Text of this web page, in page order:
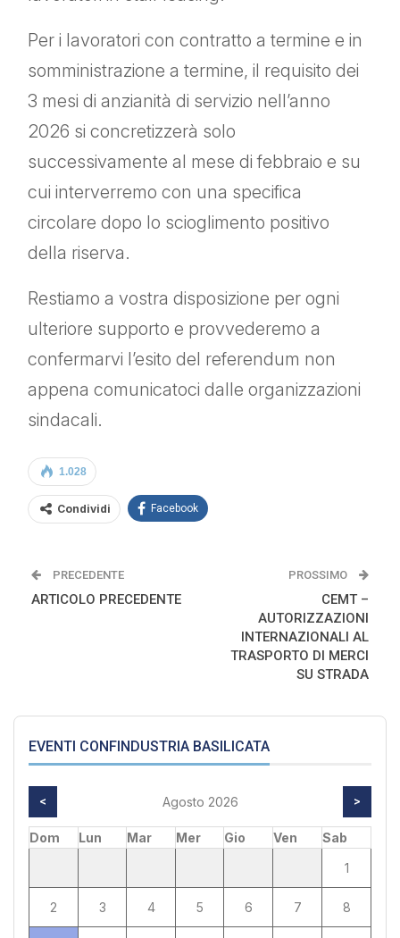
Per i lavoratori con contratto a termine e in
somministrazione a termine, il requisito dei
3 mesi di anzianità di servizio nell’anno
2026 si concretizzerà solo
successivamente al mese di febbraio e su
cui interverremo con una specifica
circolare dopo lo scioglimento positivo
della riserva.
Restiamo a vostra disposizione per ogni
ulteriore supporto e provvederemo a
confermarvi l’esito del referendum non
appena comunicatoci dalle organizzazioni
sindacali.
1.028
Condividi Facebook
PRECEDENTE
ARTICOLO PRECEDENTE
PROSSIMO
CEMT –
AUTORIZZAZIONI
INTERNAZIONALI AL
TRASPORTO DI MERCI
SU STRADA
EVENTI CONFINDUSTRIA BASILICATA
< Agosto 2026 >
Dom Lun Mar Mer Gio Ven
Sab
1
2 3 4 5 6 7 8